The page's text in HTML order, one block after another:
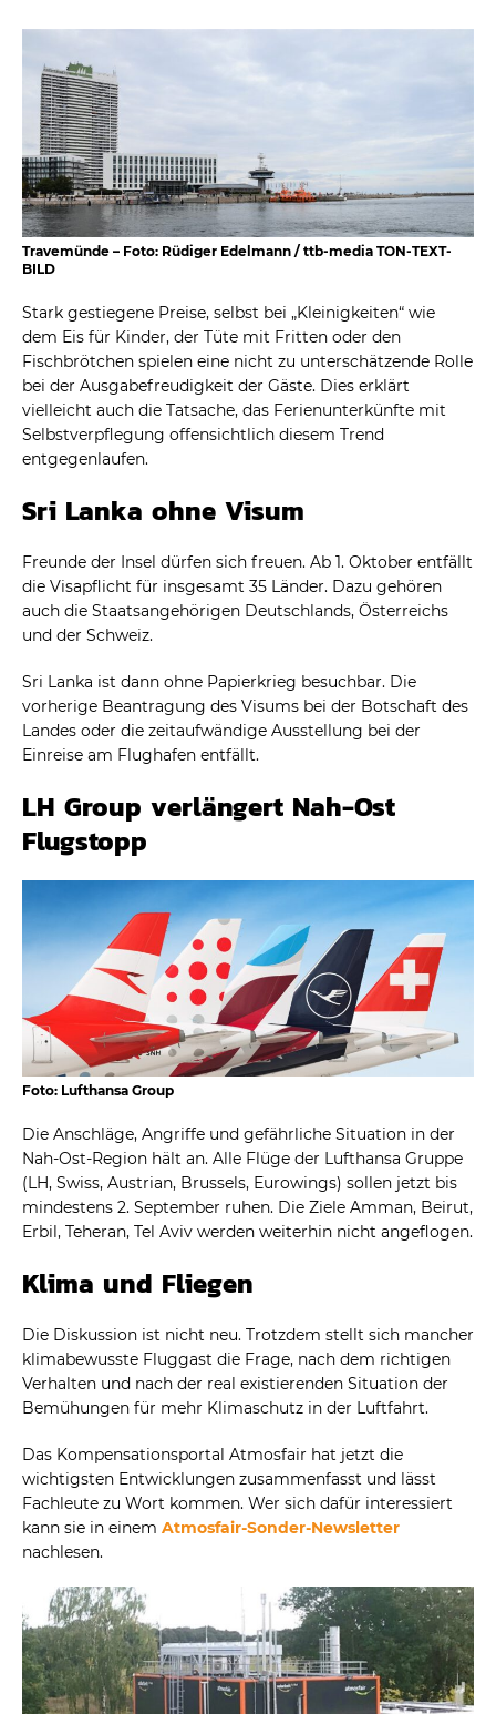
Travemünde – Foto: Rüdiger Edelmann / ttb-media TON-TEXT-
BILD
Stark gestiegene Preise, selbst bei „Kleinigkeiten“ wie
dem Eis für Kinder, der Tüte mit Fritten oder den
Fischbrötchen spielen eine nicht zu unterschätzende Rolle
bei der Ausgabefreudigkeit der Gäste. Dies erklärt
vielleicht auch die Tatsache, das Ferienunterkünfte mit
Selbstverpflegung offensichtlich diesem Trend
entgegenlaufen.
Sri Lanka ohne Visum
Freunde der Insel dürfen sich freuen. Ab 1. Oktober entfällt
die Visapflicht für insgesamt 35 Länder. Dazu gehören
auch die Staatsangehörigen Deutschlands, Österreichs
und der Schweiz.
Sri Lanka ist dann ohne Papierkrieg besuchbar. Die
vorherige Beantragung des Visums bei der Botschaft des
Landes oder die zeitaufwändige Ausstellung bei der
Einreise am Flughafen entfällt.
LH Group verlängert Nah-Ost
Flugstopp
Foto: Lufthansa Group
Die Anschläge, Angriffe und gefährliche Situation in der
Nah-Ost-Region hält an. Alle Flüge der Lufthansa Gruppe
(LH, Swiss, Austrian, Brussels, Eurowings) sollen jetzt bis
mindestens 2. September ruhen. Die Ziele Amman, Beirut,
Erbil, Teheran, Tel Aviv werden weiterhin nicht angeflogen.
Klima und Fliegen
Die Diskussion ist nicht neu. Trotzdem stellt sich mancher
klimabewusste Fluggast die Frage, nach dem richtigen
Verhalten und nach der real existierenden Situation der
Bemühungen für mehr Klimaschutz in der Luftfahrt.
Das Kompensationsportal Atmosfair hat jetzt die
wichtigsten Entwicklungen zusammenfasst und lässt
Fachleute zu Wort kommen. Wer sich dafür interessiert
kann sie in einem Atmosfair-Sonder-Newsletter
nachlesen.